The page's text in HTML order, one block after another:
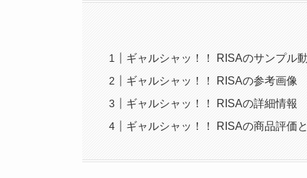
ギャルシャッ！！ RISAのサンプル
ギャルシャッ！！ RISAの参考画像
ギャルシャッ！！ RISAの詳細情報
ギャルシャッ！！ RISAの商品評価